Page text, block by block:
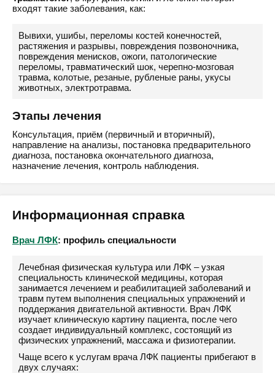
входят такие заболевания, как:
Вывихи, ушибы, переломы костей конечностей,
растяжения и разрывы, повреждения позвоночника,
повреждения менисков, ожоги, патологические
переломы, травматический шок, черепно-мозговая
травма, колотые, резаные, рубленые раны, укусы
животных, электротравма.
Этапы лечения
Консультация, приём (первичный и вторичный),
направление на анализы, постановка предварительного
диагноза, постановка окончательного диагноза,
назначение лечения, контроль наблюдения.
Информационная справка
Врач ЛФК: профиль специальности
Лечебная физическая культура или ЛФК – узкая
специальность клинической медицины, которая
занимается лечением и реабилитацией заболеваний и
травм путем выполнения специальных упражнений и
поддержания двигательной активности. Врач ЛФК
изучает клиническую картину пациента, после чего
создает индивидуальный комплекс, состоящий из
физических упражнений, массажа и физиотерапии.
Чаще всего к услугам врача ЛФК пациенты прибегают в
двух случаях: